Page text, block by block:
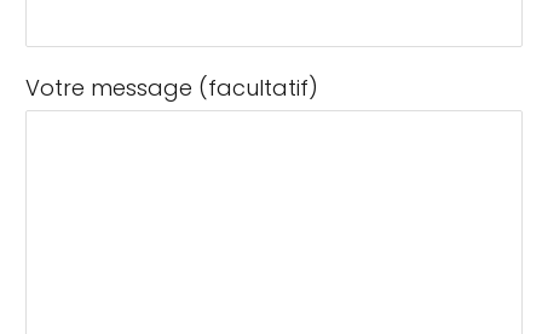
Votre message (facultatif)